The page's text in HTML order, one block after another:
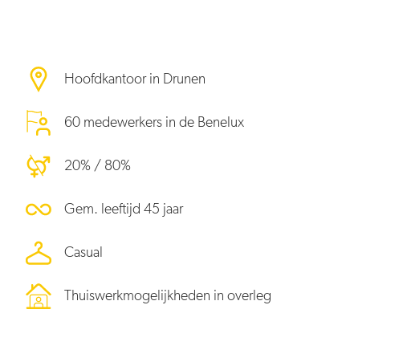
Hoofdkantoor in Drunen
60 medewerkers in de Benelux
20% / 80%
Gem. leeftijd 45 jaar
Casual
Thuiswerkmogelijkheden in overleg